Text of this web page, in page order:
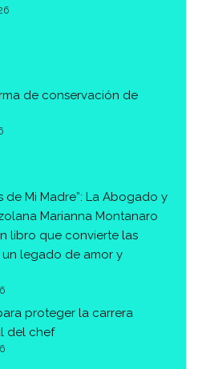
de conservación de
de Mi Madre”: La Abogado y
Marianna Montanaro
libro que convierte las
legado de amor y
proteger la carrera
del chef